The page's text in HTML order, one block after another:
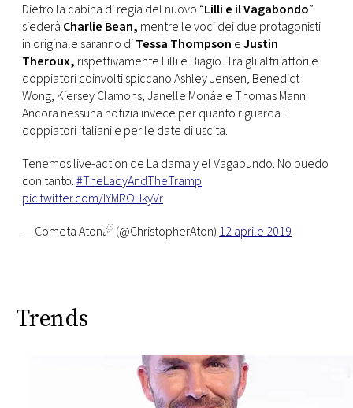
Dietro la cabina di regia del nuovo “Lilli e il Vagabondo”
siederà Charlie Bean, mentre le voci dei due protagonisti
in originale saranno diTessa Thompson eJustin
Theroux, rispettivamente Lilli e Biagio. Tra gli altri attori e
doppiatori coinvolti spiccano Ashley Jensen, Benedict
Wong, Kiersey Clamons, Janelle Monáe e Thomas Mann.
Ancora nessuna notizia invece per quanto riguarda i
doppiatori italiani e per le date di uscita.
Tenemos live-action de La dama y el Vagabundo. No puedo
con tanto.#TheLadyAndTheTramp
pic.twitter.com/IYMROHkyVr
— Cometa Aton☄ (@ChristopherAton) 12 aprile 2019
Trends